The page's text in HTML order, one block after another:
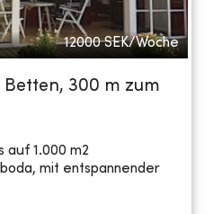
12000 SEK/Woche
Betten, 300 m zum
1.000 m2
mit entspannender